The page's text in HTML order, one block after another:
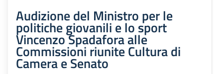
Audizione del Ministro per le
politiche giovanili e lo sport
Vincenzo Spadafora alle
Commissioni riunite Cultura di
Camera e Senato